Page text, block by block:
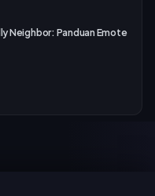
Neighbor: Panduan Emote